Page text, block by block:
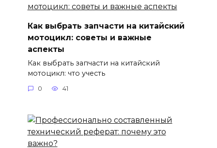
Как выбрать запчасти на китайский
мотоцикл: советы и важные
аспекты
Как выбрать запчасти на китайский
мотоцикл: что учесть
0 41